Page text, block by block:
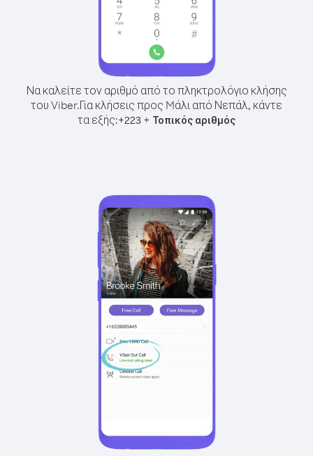
Να καλείτε τον αριθμό από το πληκτρολόγιο κλήσης
του Viber.Για κλήσεις προς Mάλι από Νεπάλ, κάντε
τα εξής:+223 + Τοπικός αριθμός